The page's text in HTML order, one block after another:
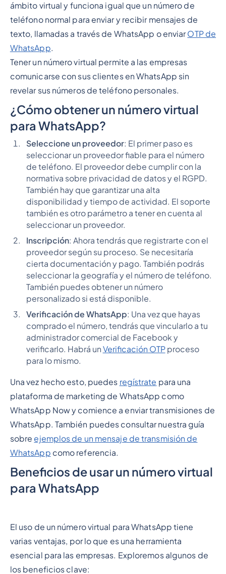
ámbito virtual y funciona igual que un número de
teléfono normal para enviar y recibir mensajes de
texto, llamadas a través de WhatsApp o enviarOTP de
WhatsApp.
Tener un número virtual permite a las empresas
comunicarse con sus clientes en WhatsApp sin
revelar sus números de teléfono personales.
¿Cómo obtener un número virtual
para WhatsApp?
Seleccione un proveedor: El primer paso es
seleccionar un proveedor fiable para el número
de teléfono. El proveedor debe cumplir con la
normativa sobre privacidad de datos y el RGPD.
También hay que garantizar una alta
disponibilidad y tiempo de actividad. El soporte
también es otro parámetro a tener en cuenta al
seleccionar un proveedor.
Inscripción: Ahora tendrás que registrarte con el
proveedor según su proceso. Se necesitaría
cierta documentación y pago. También podrás
seleccionar la geografía y el número de teléfono.
También puedes obtener un número
personalizado si está disponible.
Verificación de WhatsApp: Una vez que hayas
comprado el número, tendrás que vincularlo a tu
administrador comercial de Facebook y
verificarlo. Habrá un Verificación OTPproceso
para lo mismo.
Una vez hecho esto, puedes regístrate para una
plataforma de marketing de WhatsApp como
WhatsApp Now y comience a enviar transmisiones de
WhatsApp. También puedes consultar nuestra guía
sobre ejemplos de un mensaje de transmisión de
WhatsApp como referencia.
Beneficios de usar un número virtual
para WhatsApp
El uso de un número virtual para WhatsApp tiene
varias ventajas, por lo que es una herramienta
esencial para las empresas. Exploremos algunos de
los beneficios clave: